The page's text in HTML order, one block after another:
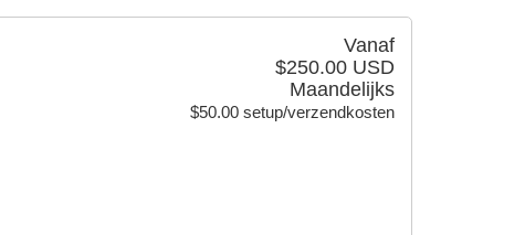
Vanaf
$250.00 USD
Maandelijks
$50.00 setup/verzendkosten